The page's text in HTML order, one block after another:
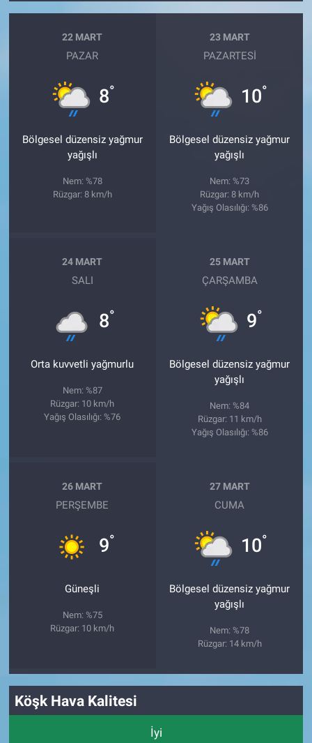
22 MART
PAZAR
8°
Bölgesel düzensiz yağmur
yağışlı
Nem: %78
Rüzgar: 8 km/h
23 MART
PAZARTESI
10°
Bölgesel düzensiz yağmur
yağışlı
Nem: %73
Rüzgar: 8 km/h
Yağış Olasılığı: %86
24 MART
SALI
8°
Orta kuvvetli yağmurlu
Nem: %87
Rüzgar: 10 km/h
Yağış Olasılığı: %76
25 MART
ÇARŞAMBA
9°
Bölgesel düzensiz yağmur
yağışlı
Nem: %84
Rüzgar: 11 km/h
Yağış Olasılığı: %86
26 MART
PERŞEMBE
9°
Güneşli
Nem: %75
Rüzgar: 10 km/h
27 MART
CUMA
10°
Bölgesel düzensiz yağmur
yağışlı
Nem: %78
Rüzgar: 14 km/h
Köşk Hava Kalitesi
İyi